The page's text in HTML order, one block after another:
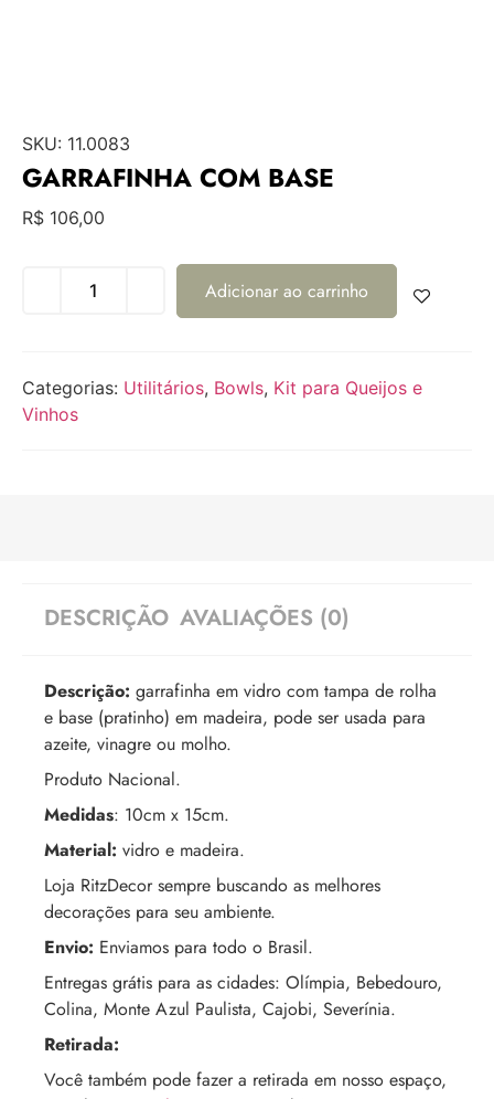
SKU: 11.0083
GARRAFINHA COM BASE
R$ 106,00
Adicionar ao carrinho
Categorias: Utilitários, Bowls, Kit para Queijos e
Vinhos
DESCRIÇÃO AVALIAÇÕES (0)
Descrição: garrafinha em vidro com tampa de rolha
e base (pratinho) em madeira, pode ser usada para
azeite, vinagre ou molho.
Produto Nacional.
Medidas: 10cm x 15cm.
Material: vidro e madeira.
Loja RitzDecor sempre buscando as melhores
decorações para seu ambiente.
Envio: Enviamos para todo o Brasil.
Entregas grátis para as cidades: Olímpia, Bebedouro,
Colina, Monte Azul Paulista, Cajobi, Severínia.
Retirada:
Você também pode fazer a retirada em nosso espaço,